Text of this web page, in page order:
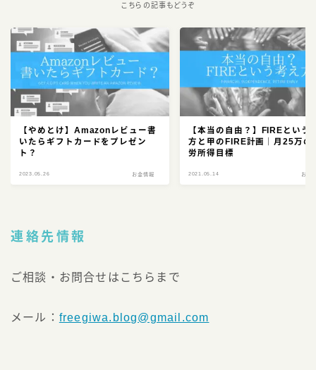
こちらの記事もどうぞ
【やめとけ】Amazonレビュー書
いたらギフトカードをプレゼン
ト？
2023.05.26 お金情報
【本当の自由？】FIREという
方と甲のFIRE計画｜月25万の
労所得目標
2021.05.14 お金
連絡先情報
ご相談・お問合せはこちらまで
メール： freegiwa.blog@gmail.com